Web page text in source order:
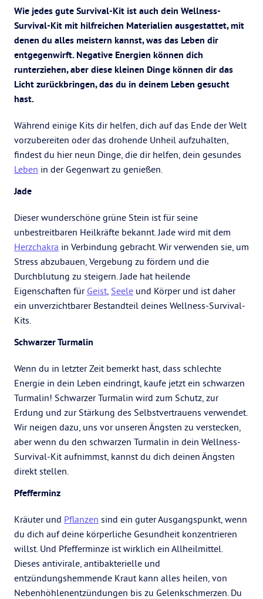
Wie jedes gute Survival-Kit ist auch dein Wellness-
Survival-Kit mit hilfreichen Materialien ausgestattet, mit
denen du alles meistern kannst, was das Leben dir
entgegenwirft. Negative Energien können dich
runterziehen, aber diese kleinen Dinge können dir das
Licht zurückbringen, das du in deinem Leben gesucht
hast.
Während einige Kits dir helfen, dich auf das Ende der Welt
vorzubereiten oder das drohende Unheil aufzuhalten,
findest du hier neun Dinge, die dir helfen, dein gesundes
Leben in der Gegenwart zu genießen.
Jade
Dieser wunderschöne grüne Stein ist für seine
unbestreitbaren Heilkräfte bekannt. Jade wird mit dem
Herzchakra in Verbindung gebracht. Wir verwenden sie, um
Stress abzubauen, Vergebung zu fördern und die
Durchblutung zu steigern. Jade hat heilende
Eigenschaften für Geist, Seele und Körper und ist daher
ein unverzichtbarer Bestandteil deines Wellness-Survival-
Kits.
Schwarzer Turmalin
Wenn du in letzter Zeit bemerkt hast, dass schlechte
Energie in dein Leben eindringt, kaufe jetzt ein schwarzen
Turmalin! Schwarzer Turmalin wird zum Schutz, zur
Erdung und zur Stärkung des Selbstvertrauens verwendet.
Wir neigen dazu, uns vor unseren Ängsten zu verstecken,
aber wenn du den schwarzen Turmalin in dein Wellness-
Survival-Kit aufnimmst, kannst du dich deinen Ängsten
direkt stellen.
Pfefferminz
Kräuter und Pflanzen sind ein guter Ausgangspunkt, wenn
du dich auf deine körperliche Gesundheit konzentrieren
willst. Und Pfefferminze ist wirklich ein Allheilmittel.
Dieses antivirale, antibakterielle und
entzündungshemmende Kraut kann alles heilen, von
Nebenhöhlenentzündungen bis zu Gelenkschmerzen. Du